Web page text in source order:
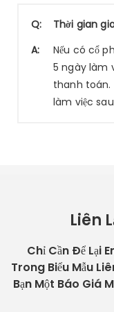
Q:
Thời gian
A:
Nếu có cổ
5 ngày làm
thanh toán.
làm việc
Liên
Chỉ Cần Để Lại
Trong Biểu Mẫu
Bạn Một Báo Giá